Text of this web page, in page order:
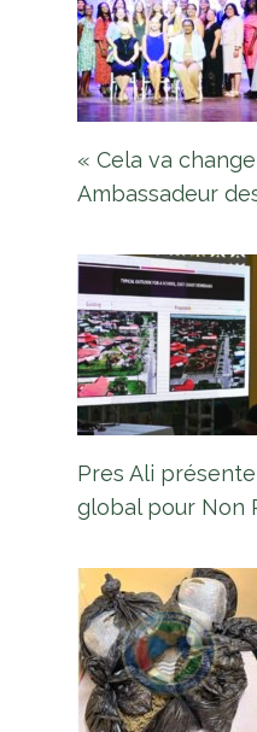
« Cela va
Ambassadeur
Pres Ali
global pour Non